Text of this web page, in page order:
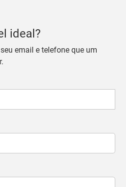
ideal?
email e telefone que um